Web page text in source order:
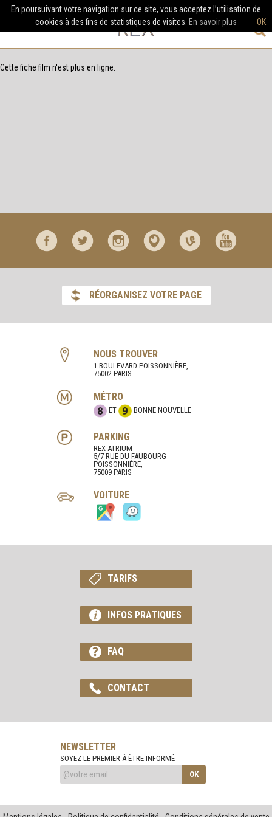
Cette fiche film n'est plus en ligne.
RÉORGANISEZ VOTRE PAGE
NOUS TROUVER
1 BOULEVARD POISSONNIÈRE,
75002 PARIS
MÉTRO
ET BONNE NOUVELLE
PARKING
REX ATRIUM
5/7 RUE DU FAUBOURG
POISSONNIÈRE,
75009 PARIS
VOITURE
TARIFS
INFOS PRATIQUES
FAQ
CONTACT
NEWSLETTER
SOYEZ LE PREMIER À ÊTRE INFORMÉ
OK
OK
En poursuivant votre navigation sur ce site, vous acceptez l’utilisation de
cookies à des fins de statistiques de visites. En savoir plus